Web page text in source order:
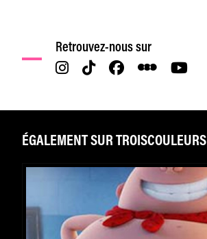
Retrouvez-nous sur
ÉGALEMENT SUR TROISCOULEURS